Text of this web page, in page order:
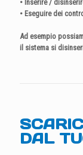
• Inserire /
• Eseguire dei
Ad esempio
il sistema si
DAL